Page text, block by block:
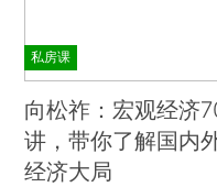
私房课
向松祚：宏观经济
讲，带你了解国内
经济大局